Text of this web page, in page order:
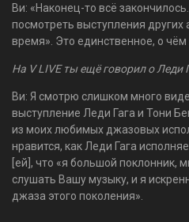
Ви: «Наконец-то всё
посмотреть выступления других
время». Это единственное, о чём
На V LIVE ты ещё говорил о Леди
Ви: Я смотрю слишком много
выступление Леди Гага и Тони
из моих любимых джазовых
нравится, как Леди Гага
[ей], что «я большой поклонник,
слушать Вашу музыку, и я
джаза этого поколения».